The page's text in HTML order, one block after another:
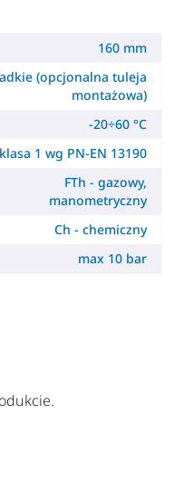
160 mm
(opcjonalna tuleja
montażowa)
-20÷60 °C
klasa 1 wg PN-EN 13190
FTh - gazowy,
manometryczny
Ch - chemiczny
max 10 bar